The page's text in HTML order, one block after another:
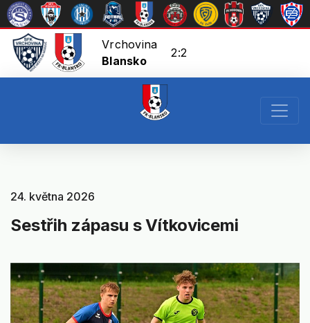
Vrchovina
Blansko
2:2
24. května 2026
Sestřih zápasu s Vítkovicemi